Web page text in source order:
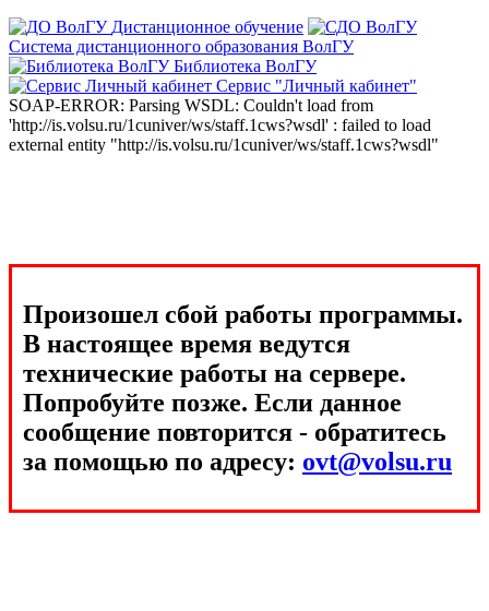
Дистанционное обучение
Система дистанционного образования ВолГУ
Библиотека ВолГУ
Сервис "Личный кабинет"
SOAP-ERROR: Parsing WSDL: Couldn't load from
'http://is.volsu.ru/1cuniver/ws/staff.1cws?wsdl' : failed to load
external entity "http://is.volsu.ru/1cuniver/ws/staff.1cws?wsdl"
Произошел сбой работы программы.
В настоящее время ведутся
технические работы на сервере.
Попробуйте позже. Если данное
сообщение повторится - обратитесь
за помощью по адресу: ovt@volsu.ru